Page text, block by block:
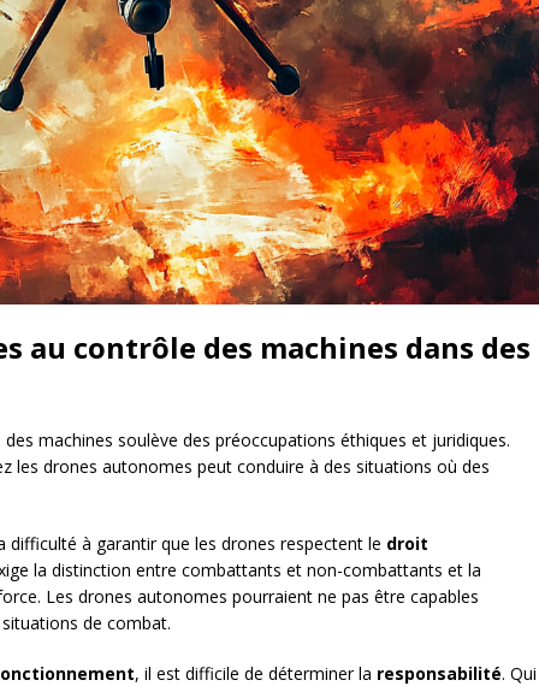
au contrôle des machines dans des
machines soulève des préoccupations éthiques et juridiques.
les drones autonomes peut conduire à des situations où des
difficulté à garantir que les drones respectent le droit
la distinction entre combattants et non-combattants et la
Les drones autonomes pourraient ne pas être capables
de combat.
, il est difficile de déterminer la responsabilité. Qui